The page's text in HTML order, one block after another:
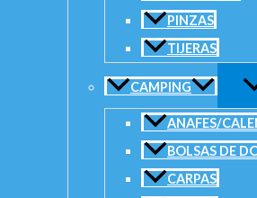
PINZAS
TIJERAS
CAMPING
ANAFES/
BOLSAS DE
CARPAS
Remera Técnica Payo – Lisa Manga
AÑADIR AL